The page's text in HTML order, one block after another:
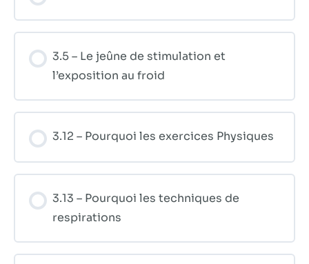
3.5 – Le jeûne de stimulation et
l’exposition au froid
3.12 – Pourquoi les exercices Physiques
3.13 – Pourquoi les techniques de
respirations